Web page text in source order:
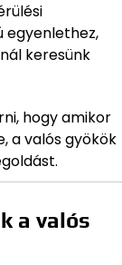
egyenlethez,
keresünk
hogy amikor
a valós gyökök
a valós